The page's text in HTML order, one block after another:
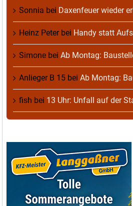
Sonnia bei Daxenfeuer wieder
Heinz Peterbei Handy statt
Simone bei Ab Montag:
Anlieger B 15 bei Ab Montag:
fish bei 13 Uhr: Unfall auf der